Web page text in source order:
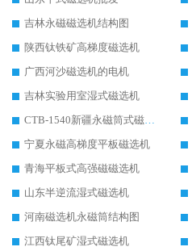
吉林永磁磁选机结构图
陕西钛铁矿高梯度磁选机
广西河沙磁选机的电机
吉林实验用室湿式磁选机
CTB-1540新疆永磁筒式磁选机
宁夏永磁高梯度平板磁选机
青海平板式高强磁磁选机
山东半逆流湿式磁选机
河南磁选机永磁筒结构图
江西钛尾矿湿式磁选机